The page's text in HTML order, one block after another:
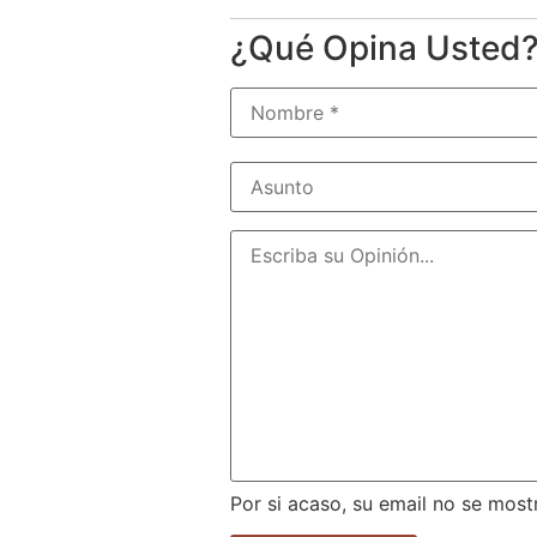
¿Qué Opina Usted?
Por si acaso, su email no se